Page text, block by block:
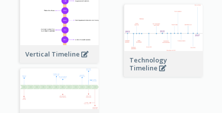
Vertical Timeline
Technology
Timeline